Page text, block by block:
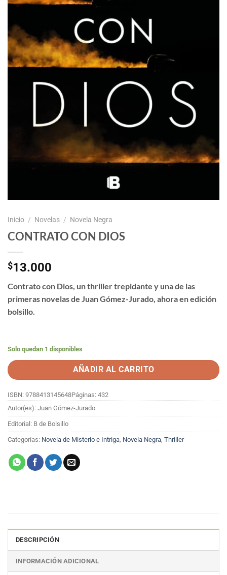
Inicio / Novelas / Novela Negra
CONTRATO CON DIOS
$13.000
Contrato con Dios, un thriller trepidante y una de las
primeras novelas de Juan Gómez-Jurado, ahora en edición
bolsillo.
Solo quedan 1 disponibles
AÑADIR AL CARRITO
ISBN: 9788413145648Páginas: 432
Autor(es): Juan Gómez-Jurado
Editorial: B de Bolsillo
Categorías: Novela de Misterio e Intriga, Novela Negra, Thriller
DESCRIPCIÓN
INFORMACIÓN ADICIONAL